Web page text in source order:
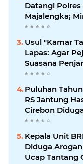
Datangi Polres
Majalengka;
Proporsional:
Lemah, Tegas
Oknum
Usul "Kamar
Lapas: Agar
Suasana
Korupsi dan
Amanah
Puluhan
RS Jantung
Cirebon
Secara Ilegal;
Surat Somasi
Kepala Unit
Diduga
Ucap Tantang